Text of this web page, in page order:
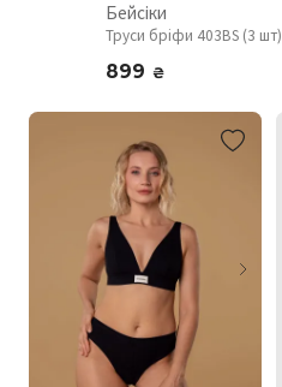
Бейсіки
Труси бріфи 403BS (3 шт)
899 ₴